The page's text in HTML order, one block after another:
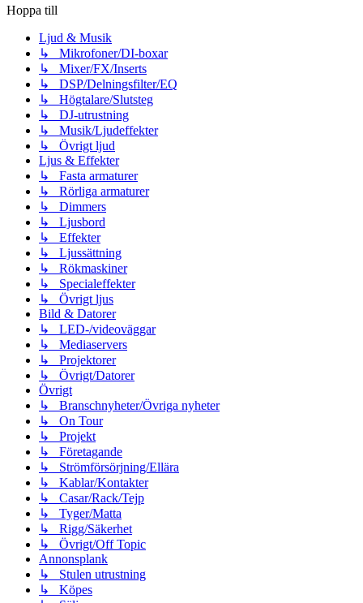
Hoppa till
Ljud & Musik
↳ Mikrofoner/DI-boxar
↳ Mixer/FX/Inserts
↳ DSP/Delningsfilter/EQ
↳ Högtalare/Slutsteg
↳ DJ-utrustning
↳ Musik/Ljudeffekter
↳ Övrigt ljud
Ljus & Effekter
↳ Fasta armaturer
↳ Rörliga armaturer
↳ Dimmers
↳ Ljusbord
↳ Effekter
↳ Ljussättning
↳ Rökmaskiner
↳ Specialeffekter
↳ Övrigt ljus
Bild & Datorer
↳ LED-/videoväggar
↳ Mediaservers
↳ Projektorer
↳ Övrigt/Datorer
Övrigt
↳ Branschnyheter/Övriga nyheter
↳ On Tour
↳ Projekt
↳ Företagande
↳ Strömförsörjning/Ellära
↳ Kablar/Kontakter
↳ Casar/Rack/Tejp
↳ Tyger/Matta
↳ Rigg/Säkerhet
↳ Övrigt/Off Topic
Annonsplank
↳ Stulen utrustning
↳ Köpes